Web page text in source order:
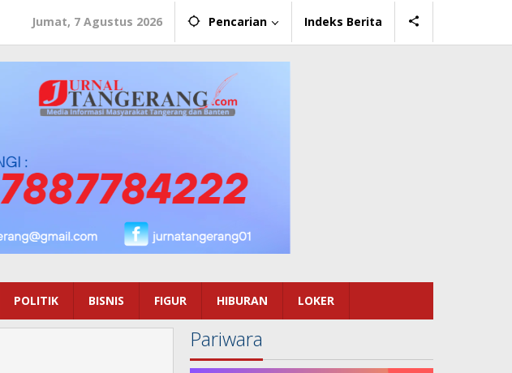
Jumat, 7 Agustus 2026 Pencarian Indeks Berita
POLITIK BISNIS FIGUR HIBURAN LOKER
Pariwara